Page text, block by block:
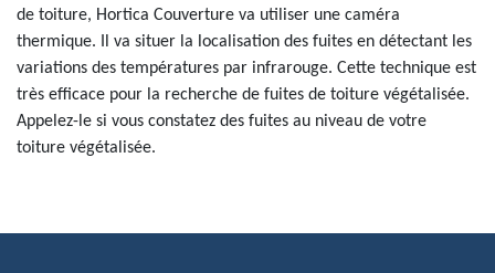
de toiture, Hortica Couverture va utiliser une caméra
thermique. Il va situer la localisation des fuites en détectant les
variations des températures par infrarouge. Cette technique est
très efficace pour la recherche de fuites de toiture végétalisée.
Appelez-le si vous constatez des fuites au niveau de votre
toiture végétalisée.